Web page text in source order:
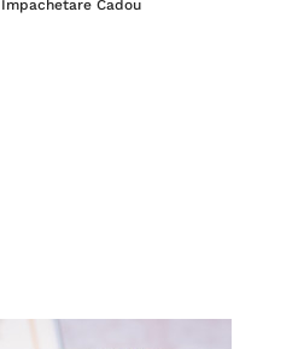
Împachetare Cadou